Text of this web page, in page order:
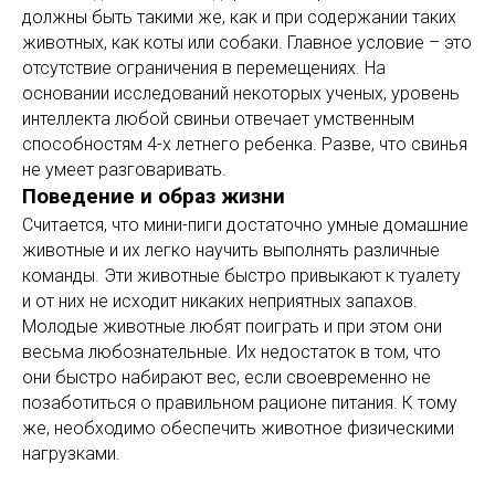
должны быть такими же, как и при содержании таких
животных, как коты или собаки. Главное условие – это
отсутствие ограничения в перемещениях. На
основании исследований некоторых ученых, уровень
интеллекта любой свиньи отвечает умственным
способностям 4-х летнего ребенка. Разве, что свинья
не умеет разговаривать.
Поведение и образ жизни
Считается, что мини-пиги достаточно умные домашние
животные и их легко научить выполнять различные
команды. Эти животные быстро привыкают к туалету
и от них не исходит никаких неприятных запахов.
Молодые животные любят поиграть и при этом они
весьма любознательные. Их недостаток в том, что
они быстро набирают вес, если своевременно не
позаботиться о правильном рационе питания. К тому
же, необходимо обеспечить животное физическими
нагрузками.